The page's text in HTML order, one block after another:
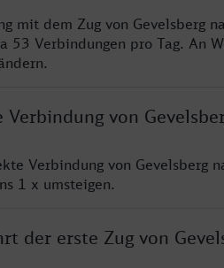
mit dem Zug von Gevelsberg
Verbindungen pro Tag. An
von
Verbindung von Gevelsberg
1 x umsteigen.
der erste Zug von